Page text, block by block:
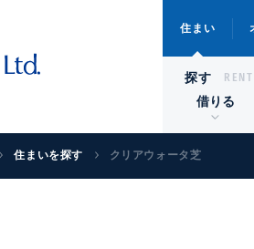
住まい
探す
借りる
住まいを探す クリアウォータ芝